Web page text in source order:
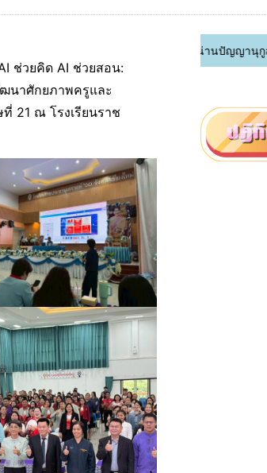
ช่วยคิด AI ช่วยสอน:
นาศักยภาพครูและ
21 ณ โรงเรียนราช
รับเข้าสู้เว็ปไซต์ "โรงเรียนน่านปัญญานุกูล จังวหัดน่าน"